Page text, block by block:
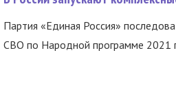
Партия «Единая Россия»
СВО по Народной программе 2021